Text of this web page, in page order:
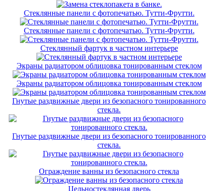
Стеклянные панели с фотопечатью. Тутти-Фрутти.
Стеклянные панели с фотопечатью. Тутти-Фрутти.
Стеклянный фартук в частном интерьере
Экраны радиатором облицовка тонированным стеклом
Экраны радиатором облицовка тонированным стеклом
Гнутые раздвижные двери из безопасного тонированного
стекла.
Гнутые раздвижные двери из безопасного тонированного
стекла.
Ограждение ванны из безопасного стекла
Цельностеклянная дверь